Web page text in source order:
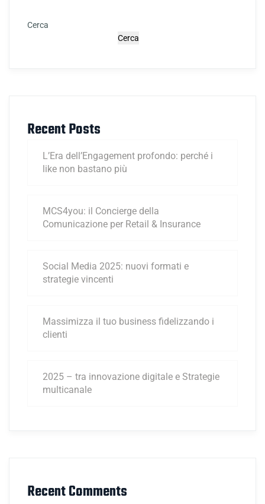
Cerca
Cerca
Recent Posts
L’Era dell’Engagement profondo: perché i
like non bastano più
MCS4you: il Concierge della
Comunicazione per Retail & Insurance
Social Media 2025: nuovi formati e
strategie vincenti
Massimizza il tuo business fidelizzando i
clienti
2025 – tra innovazione digitale e Strategie
multicanale
Recent Comments